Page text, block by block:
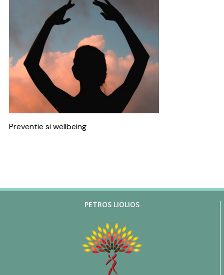
Preventie si wellbeing
PETROS LIOLIOS